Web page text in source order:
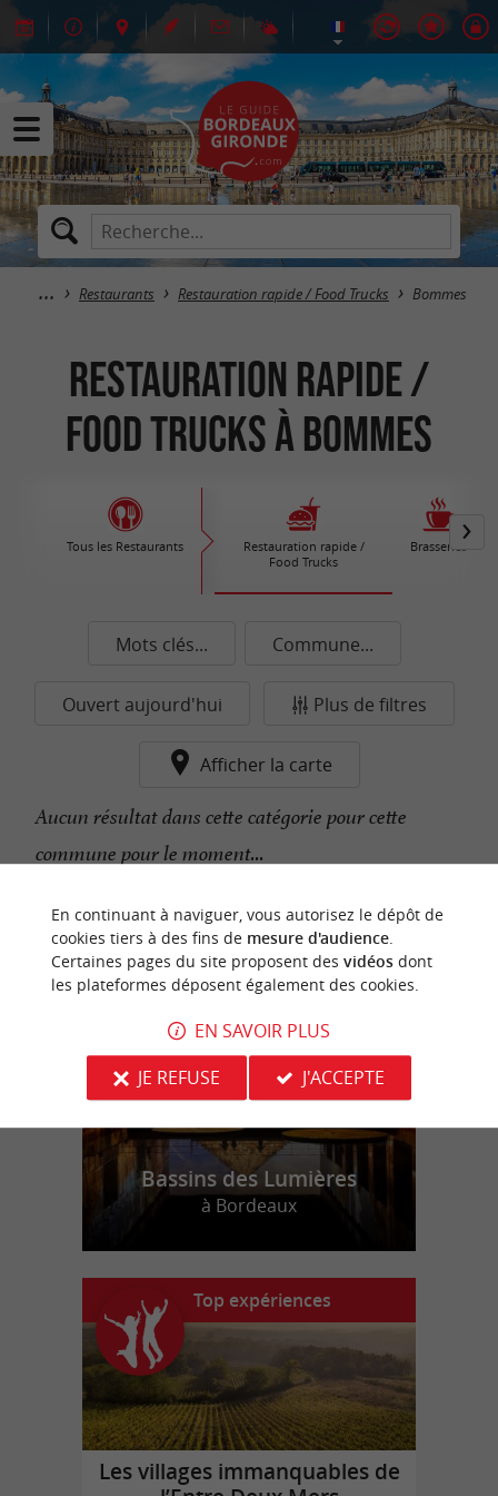
Restaurants Restauration rapide / Food Trucks Bommes
Restauration rapide /
Food Trucks à Bommes
Tous les Restaurants
Restauration rapide /
Food Trucks
Brasseries
Mots clés... Commune...
Ouvert aujourd'hui Plus de filtres
Afficher la carte
Aucun résultat dans cette catégorie pour cette
commune pour le moment...
n
o
t
r
e
c
o
u
p
d
e
c
o
e
u
r
Bassins des Lumières
à Bordeaux
Top expériences
Les villages immanquables de
En continuant à naviguer, vous autorisez le dépôt de
cookies tiers à des fins de mesure d'audience.
Certaines pages du site proposent des vidéosdont
les plateformes déposent également des cookies.
EN SAVOIR PLUS
JE REFUSE
J'ACCEPTE